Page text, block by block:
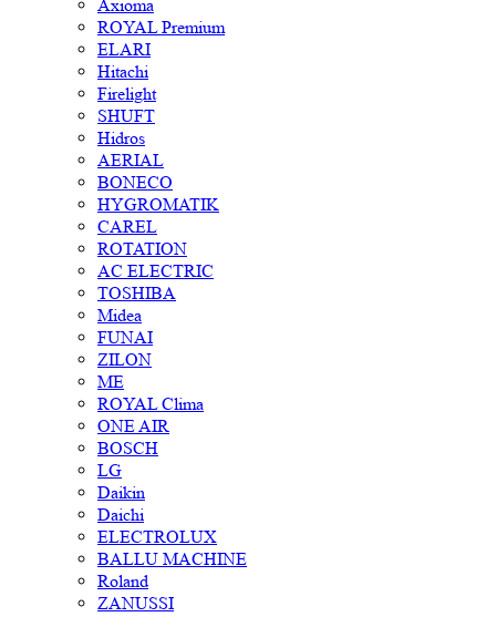
Axioma
ROYAL Premium
ELARI
Hitachi
Firelight
SHUFT
Hidros
AERIAL
BONECO
HYGROMATIK
CAREL
ROTATION
AC ELECTRIC
TOSHIBA
Midea
FUNAI
ZILON
ME
ROYAL Clima
ONE AIR
BOSCH
LG
Daikin
Daichi
ELECTROLUX
BALLU MACHINE
Roland
ZANUSSI